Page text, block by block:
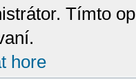
Tímto
hore